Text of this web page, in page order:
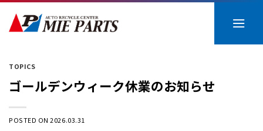
TOPICS
ゴールデンウィーク休業のお知らせ
POSTED ON2026.03.31